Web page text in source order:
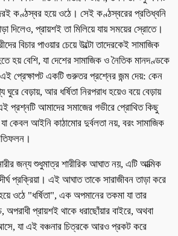
কণ্ঠস্বর হয়ে ওঠে। সেই কণ্ঠস্বরের প্রতিধ্বনি
দিলেও, প্রায়শই তা মিলিয়ে যায় সময়ের স্রোতে।
বিচার পাওয়ার চেয়ে উল্টো তাদেরকেই সামাজিক
হয় বেশি, যা দেশের সামাজিক ও নৈতিক মানদণ্ডকে
প্রেক্ষাপট একটি গুরুতর প্রশ্নের জন্ম দেয়: কেন
ঘুরে বেড়ায়, আর ধর্ষিতা নিরপরাধ হয়েও বয়ে বেড়ায়
প্রশ্নটি আমাদের সমাজের গভীরে প্রোথিত কিছু
যা কেবল আইনি কাঠামোর দুর্বলতা নয়, বরং সামাজিক
জন্য শুধুমাত্র শারীরিক আঘাত নয়, এটি আত্মিক
প্রক্রিয়া। এই আঘাত তাকে সারাজীবন তাড়া করে
ওঠে "ধর্ষিতা", এক অপমানের তকমা যা তার
অপরাধী প্রায়শই থাকে ধরাছোঁয়ার বাইরে, অথবা
যা এই বঞ্চনার চিত্রকে আরও প্রকট করে